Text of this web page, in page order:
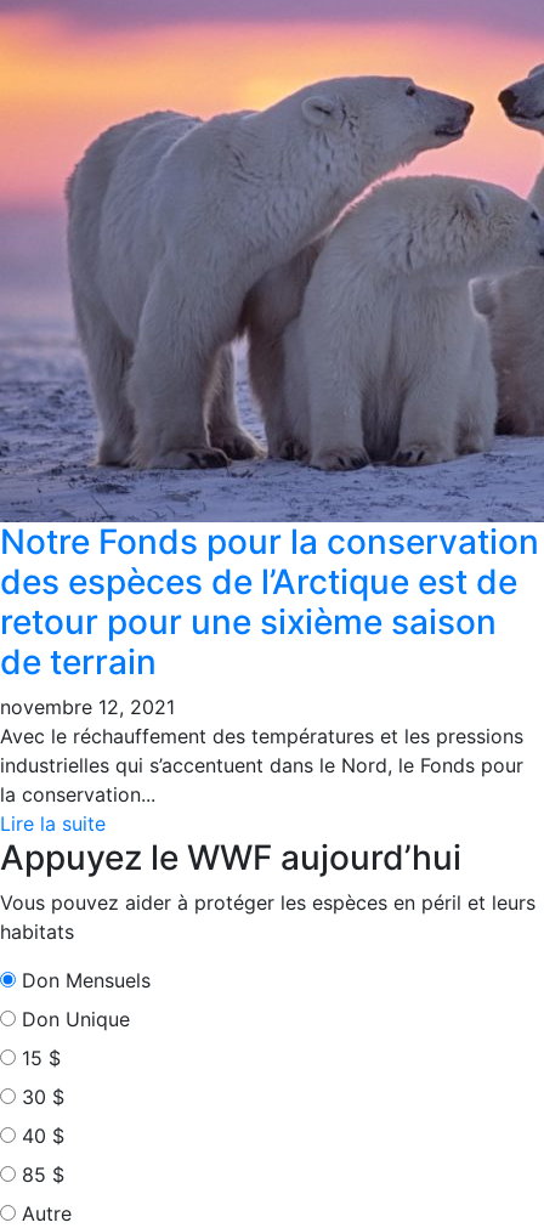
Notre Fonds pour la conservation
des espèces de l’Arctique est de
retour pour une sixième saison
de terrain
novembre 12, 2021
Avec le réchauffement des températures et les pressions
industrielles qui s’accentuent dans le Nord, le Fonds pour
la conservation...
Lire la suite
Appuyez le WWF aujourd’hui
Vous pouvez aider à protéger les espèces en péril et leurs
habitats
Don Mensuels
Don Unique
15 $
30 $
40 $
85 $
Autre